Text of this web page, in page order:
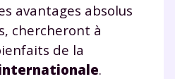
avantages absolus
chercheront à
de la
.